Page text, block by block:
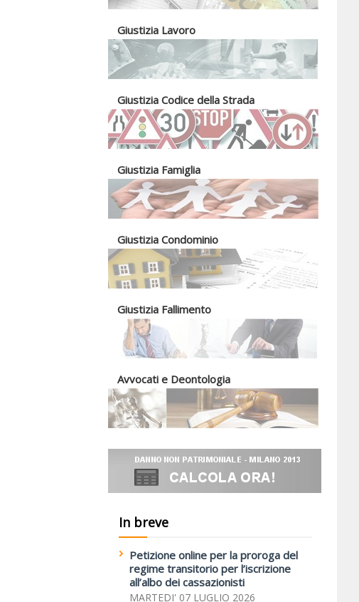
Giustizia Lavoro
Giustizia Codice della Strada
Giustizia Famiglia
Giustizia Condominio
Giustizia Fallimento
Avvocati e Deontologia
In breve
Petizione online per la proroga del
regime transitorio per l’iscrizione
all’albo dei cassazionisti
MARTEDI' 07 LUGLIO 2026